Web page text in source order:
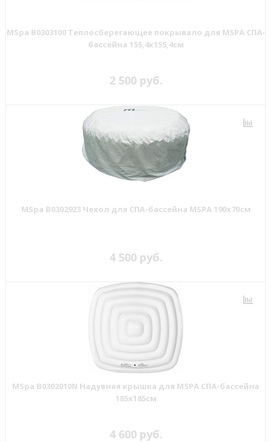
MSpa B0303100 Теплосберегающее покрывало для MSPA СПА-
бассейна 155,4х155,4см
2 500 руб.
MSpa B0302923 Чехол для СПА-бассейна MSPA 190x70см
4 500 руб.
MSpa B0302010N Надувная крышка для MSPA СПА-бассейна
185х185см
4 600 руб.